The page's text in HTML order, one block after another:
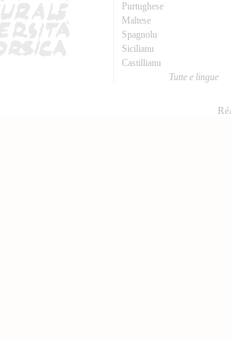
Purtughese
Maltese
Spagnolu
Sicilianu
Castillianu
Tutte e lingue